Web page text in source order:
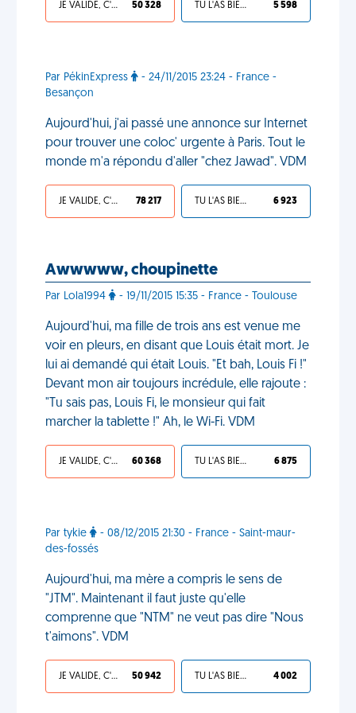
JE VALIDE, C'EST UNE VDM 50 328 TU L'AS BIEN MÉRITÉ 5 598
Par PékinExpress
- 24/11/2015 23:24 - France -
Besançon
Aujourd'hui, j'ai passé une annonce sur Internet
pour trouver une coloc' urgente à Paris. Tout le
monde m'a répondu d'aller "chez Jawad". VDM
JE VALIDE, C'EST UNE VDM 78 217 TU L'AS BIEN MÉRITÉ 6 923
Awwwww, choupinette
Par Lola1994 - 19/11/2015 15:35 - France - Toulouse
Aujourd'hui, ma fille de trois ans est venue me
voir en pleurs, en disant que Louis était mort. Je
lui ai demandé qui était Louis. "Et bah, Louis Fi !"
Devant mon air toujours incrédule, elle rajoute :
"Tu sais pas, Louis Fi, le monsieur qui fait
marcher la tablette !" Ah, le Wi-Fi. VDM
JE VALIDE, C'EST UNE VDM 60 368 TU L'AS BIEN MÉRITÉ 6 875
Par tykie
- 08/12/2015 21:30 - France - Saint-maur-
des-fossés
Aujourd'hui, ma mère a compris le sens de
"JTM". Maintenant il faut juste qu'elle
comprenne que "NTM" ne veut pas dire "Nous
t'aimons". VDM
JE VALIDE, C'EST UNE VDM 50 942 TU L'AS BIEN MÉRITÉ 4 002